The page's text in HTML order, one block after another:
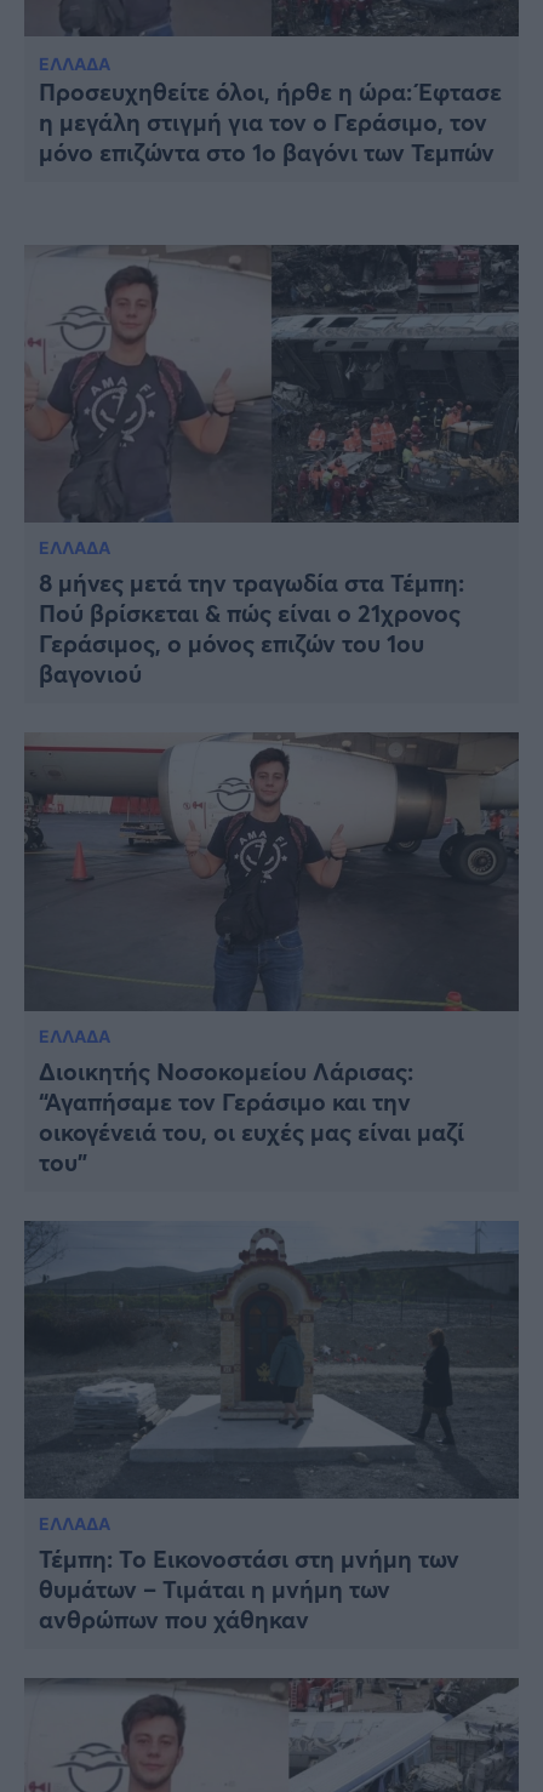
Υγεία
Γυναίκα
Καιρός
Viral
Κουζίνα
Ζώδια
Πίστη
ΕΛΛΑΔΑ
Προσευχηθείτε όλοι, ήρθε η ώρα: Έφτασε
η μεγάλη στιγμή για τον ο Γεράσιμο, τον
μόνο επιζώντα στο 1ο βαγόνι των Τεμπών
ΕΛΛΑΔΑ
8 μήνες μετά την τραγωδία στα Τέμπη:
Πού βρίσκεται & πώς είναι ο 21χρονος
Γεράσιμος, ο μόνος επιζών του 1ου
βαγονιού
ΕΛΛΑΔΑ
Διοικητής Νοσοκομείου Λάρισας:
“Αγαπήσαμε τον Γεράσιμο και την
οικογένειά του, οι ευχές μας είναι μαζί
του”
ΕΛΛΑΔΑ
Τέμπη: Το Εικονοστάσι στη μνήμη των
θυμάτων – Τιμάται η μνήμη των
ανθρώπων που χάθηκαν